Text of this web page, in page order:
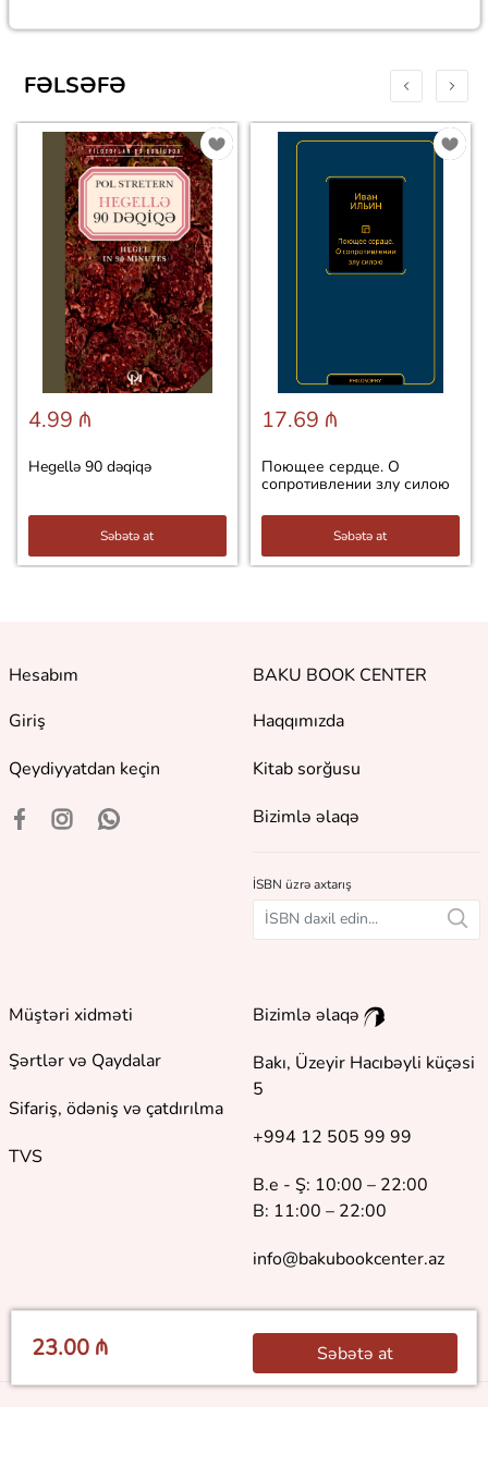
23.00 ₼ Səbətə at
FƏLSƏFƏ
4.99 ₼
Hegellə 90 dəqiqə
Səbətə at
17.69 ₼
Поющее сердце. О
сопротивлении злу силою
Səbətə at
Hesabım
Giriş
Qeydiyyatdan keçin
BAKU BOOK CENTER
Haqqımızda
Kitab sorğusu
Bizimlə əlaqə
İSBN üzrə axtarış
Müştəri xidməti
Şərtlər və Qaydalar
Sifariş, ödəniş və çatdırılma
TVS
Bizimlə əlaqə
Bakı, Üzeyir Hacıbəyli küçəsi
5
+994 12 505 99 99
B.e - Ş: 10:00 – 22:00
B: 11:00 – 22:00
info@bakubookcenter.az